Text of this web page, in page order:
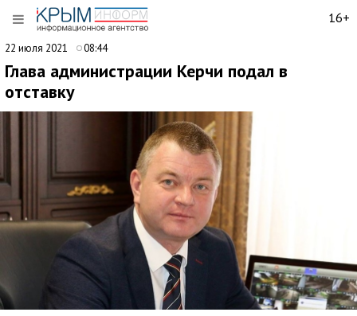
16+
22 июля 2021 08:44
Глава администрации Керчи подал в
отставку